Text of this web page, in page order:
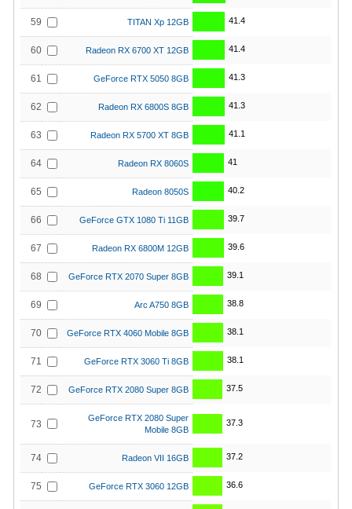
59 TITAN Xp 12GB 41.4
60 Radeon RX 6700 XT 12GB 41.4
61 GeForce RTX 5050 8GB 41.3
62 Radeon RX 6800S 8GB 41.3
63 Radeon RX 5700 XT 8GB 41.1
64 Radeon RX 8060S 41
65 Radeon 8050S 40.2
66 GeForce GTX 1080 Ti 11GB 39.7
67 Radeon RX 6800M 12GB 39.6
68 GeForce RTX 2070 Super 8GB 39.1
69 Arc A750 8GB 38.8
70 GeForce RTX 4060 Mobile 8GB 38.1
71 GeForce RTX 3060 Ti 8GB 38.1
72 GeForce RTX 2080 Super 8GB 37.5
73
GeForce RTX 2080 Super
Mobile 8GB
37.3
74 Radeon VII 16GB 37.2
75 GeForce RTX 3060 12GB 36.6